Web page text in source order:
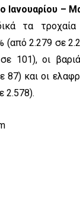
Ιανουαρίου –
τα
(από 2.279 σε
101), οι
87) και οι
2.578).